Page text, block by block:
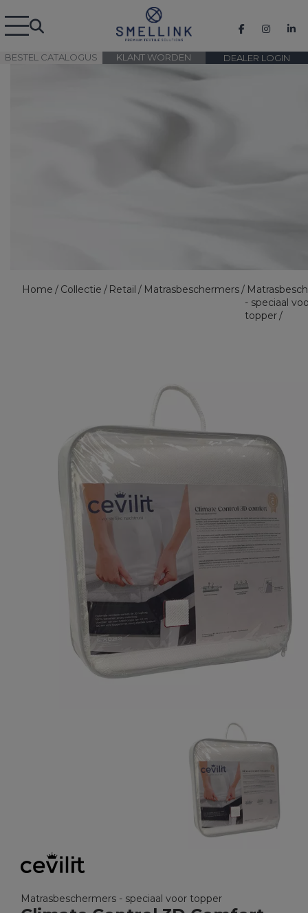
BESTEL CATALOGUS DEALER LOGIN
KLANT WORDEN
Home Collectie Retail Matrasbeschermers
- speciaal
topper
Matrasbeschermers - speciaal voor topper